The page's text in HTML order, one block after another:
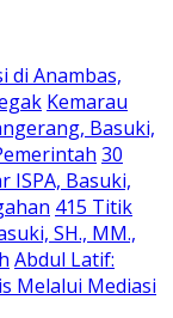
di Anambas,
Kemarau
Basuki,
30
ISPA, Basuki,
415 Titik
SH., MM.,
Abdul Latif:
Melalui Mediasi